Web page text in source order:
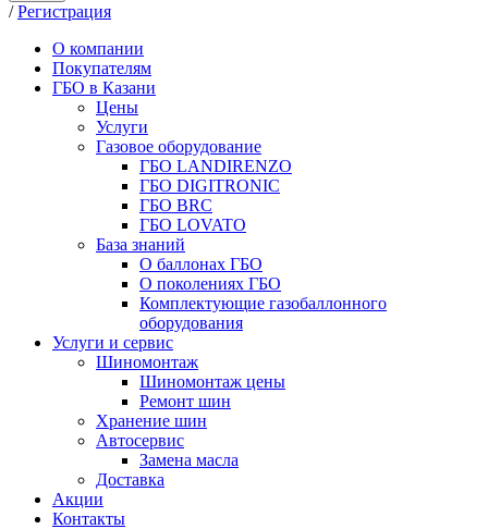
/ Регистрация
О компании
Покупателям
ГБО в Казани
Цены
Услуги
Газовое оборудование
ГБО LANDIRENZO
ГБО DIGITRONIC
ГБО BRC
ГБО LOVATO
База знаний
О баллонах ГБО
О поколениях ГБО
Комплектующие газобаллонного
оборудования
Услуги и сервис
Шиномонтаж
Шиномонтаж цены
Ремонт шин
Хранение шин
Автосервис
Замена масла
Доставка
Акции
Контакты